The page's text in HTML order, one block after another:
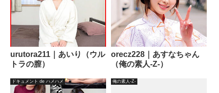
urutora211｜あいり（ウル
トラの膣）
orecz228｜あすなちゃん
（俺の素人-Z-）
ドキュメント de ハメハメ 俺の素人-Z-